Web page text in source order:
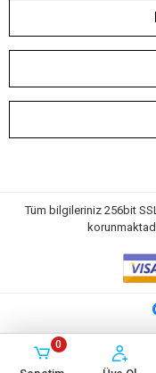
Tüm bilgileriniz 256bit
0